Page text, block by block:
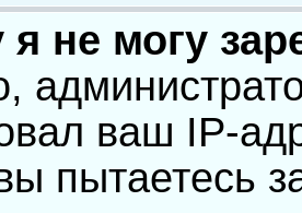
не могу
ваш IP-
пытаетесь